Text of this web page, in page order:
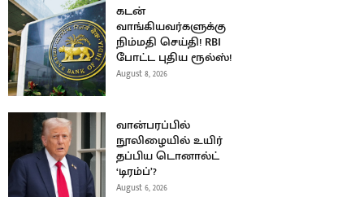
கடன்
வாங்கியவர்களுக்கு
நிம்மதி செய்தி! RBI
போட்ட புதிய ரூல்ஸ்!
August 8, 2026
வான்பரப்பில்
நூலிழையில் உயிர்
தப்பிய டொனால்ட்
‘டிரம்ப்’?
August 6, 2026